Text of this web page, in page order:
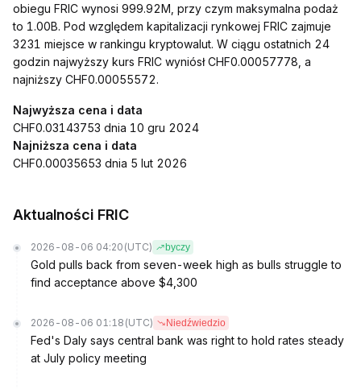
obiegu FRIC wynosi 999.92M, przy czym maksymalna podaż
to 1.00B. Pod względem kapitalizacji rynkowej FRIC zajmuje
3231 miejsce w rankingu kryptowalut. W ciągu ostatnich 24
godzin najwyższy kurs FRIC wyniósł CHF0.00057778, a
najniższy CHF0.00055572.
Najwyższa cena i data
CHF0.03143753 dnia 10 gru 2024
Najniższa cena i data
CHF0.00035653 dnia 5 lut 2026
Aktualności FRIC
2026-08-06 04:20 (UTC) byczy
Gold pulls back from seven-week high as bulls struggle to
find acceptance above $4,300
2026-08-06 01:18 (UTC) Niedźwiedzio
Fed's Daly says central bank was right to hold rates steady
at July policy meeting